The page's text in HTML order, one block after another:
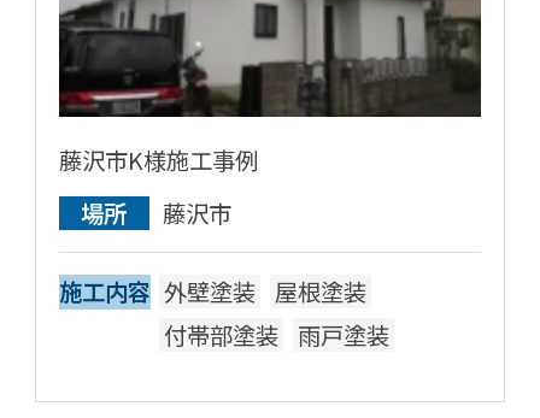
藤沢市K様施工事例
場所
藤沢市
施工内容 外壁塗装
屋根塗装
付帯部塗装
雨戸塗装